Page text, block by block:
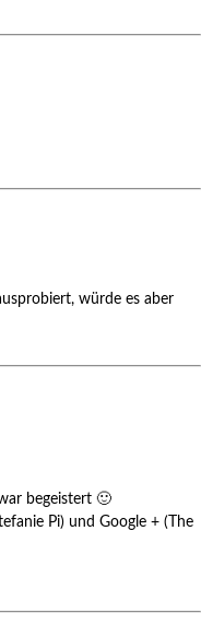
würde es aber
begeistert 🙂
Pi) und Google + (The